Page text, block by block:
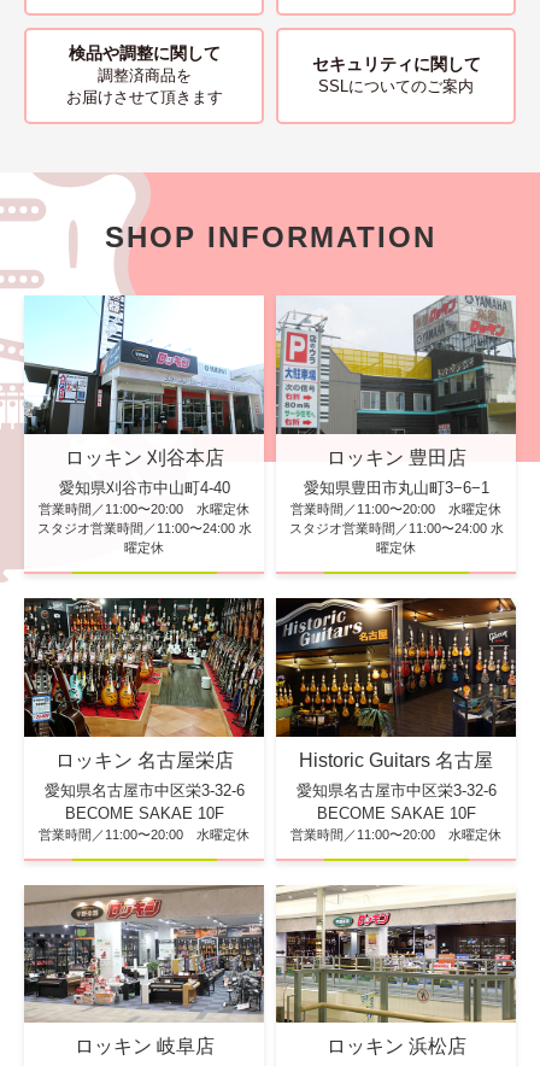
検品や調整に関して
調整済商品を
お届けさせて頂きます
セキュリティに関して
SSLについてのご案内
SHOP INFORMATION
ロッキン 刈谷本店
愛知県刈谷市中山町4-40
営業時間／11:00〜20:00 水曜定休
スタジオ営業時間／11:00〜24:00 水
曜定休
ロッキン 豊田店
愛知県豊田市丸山町3−6−1
営業時間／11:00〜20:00 水曜定休
スタジオ営業時間／11:00〜24:00 水
曜定休
ロッキン 名古屋栄店
愛知県名古屋市中区栄3-32-6
BECOME SAKAE 10F
営業時間／11:00〜20:00 水曜定休
Historic Guitars 名古屋
愛知県名古屋市中区栄3-32-6
BECOME SAKAE 10F
営業時間／11:00〜20:00 水曜定休
ロッキン 岐阜店 ロッキン 浜松店